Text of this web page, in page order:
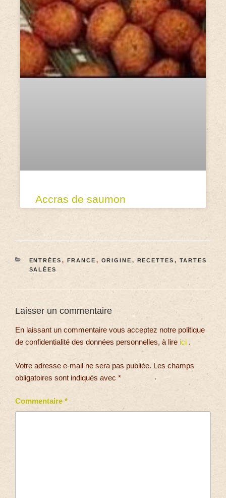
Accras de saumon
ENTRÉES , FRANCE , ORIGINE , RECETTES , TARTES
SALÉES
Laisser un commentaire
En laissant un commentaire vous acceptez notre politique
de confidentialité des données personnelles, à lire ici .
Votre adresse e-mail ne sera pas publiée. Les champs
obligatoires sont indiqués avec *
Commentaire *